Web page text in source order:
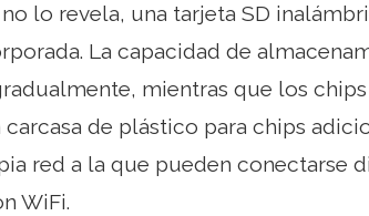
lo revela, una tarjeta SD
La capacidad de
mientras que los
de plástico para chips
red a la que pueden conectarse
WiFi.